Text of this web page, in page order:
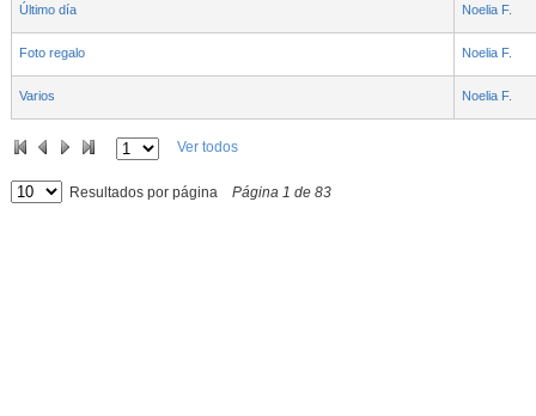
Último día Noelia F.
Foto regalo Noelia F.
Varios Noelia F.
Ver todos
Resultados por página Página 1 de 83